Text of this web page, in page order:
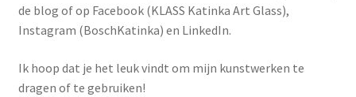
de blog of op Facebook (KLASS Katinka Art Glass),
Instagram (BoschKatinka) en LinkedIn.
Ik hoop dat je het leuk vindt om mijn kunstwerken te
dragen of te gebruiken!